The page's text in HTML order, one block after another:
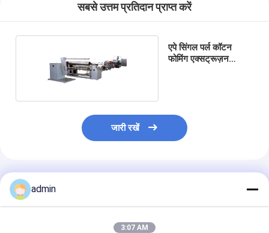
सबसे उत्तम प्रतिदान प्राप्त करें
एपे सिंगल पर्ल कॉटन
फोमिंग एक्सट्रूज़न
जारी रखें
अनुशंसित उत्पाद
admin
3:07 AM